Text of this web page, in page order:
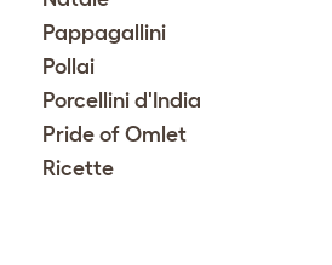
Pappagallini
Pollai
Porcellini d'India
Pride of Omlet
Ricette